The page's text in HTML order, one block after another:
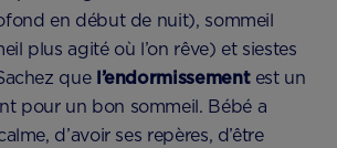
en début de nuit), sommeil
plus agité où l’on rêve) et siestes
quel’endormissement est un
pour un bon sommeil. Bébé a
d’avoir ses repères, d’être